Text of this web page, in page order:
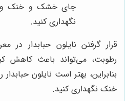
جای خشک و خنک و
نگهداری کنید.
قرار گرفتن نایلون حبابدار
رطوبت، می‌تواند باعث کاهش
بنابراین، بهتر است نایلون
خنک نگهداری کنید.